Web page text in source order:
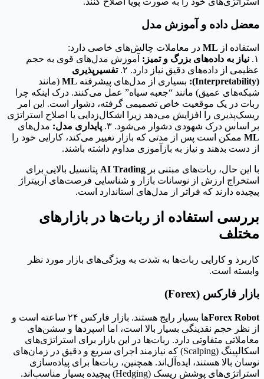
معضل داده و آموزش مدل
استفاده از ML در معاملات چالش‌های خاصی دارد:
۱. نیاز به داده‌های بزرگ و تمیز: آموزش مدل‌های قوی به حجم
عظیمی از داده‌های دقیق نیاز دارد. ۲.
تفسیرپذیری
(Interpretability):
بسیاری از مدل‌های پیشرفته ML (مانند
شبکه‌های عمیق) مانند “جعبه سیاه” عمل می‌کنند. درک اینکه چرا
ربات در یک موقعیت خاص تصمیمی گرفته، دشوار است. این امر
ریسک‌پذیری را افزایش می‌دهد زیرا اشکال‌زدایی یا اصلاح استراتژی
بر اساس درک شهودی دشوار می‌شود. ۳.
پایداری مدل: مدل‌های
ML ممکن است پس از مدتی که بازار تغییر می‌کند، کارایی خود را
از دست بدهند و نیاز به بازآموزی مداوم داشته باشند.
با این حال، ربات‌های مبتنی بر AI Trading پتانسیل بالایی برای
استخراج ارزش از نوسانات بازار و شناسایی فرصت‌های آربیتراژ
پیچیده دارند که فراتر از مدل‌های استاندارد است.
بررسی استفاده از ربات‌ها در بازارهای
مختلف
کاربرد و کارایی ربات‌ها به شدت به ویژگی‌های بازار مورد نظر
وابسته است.
بازار فارکس (Forex)
Forex Robot
ها بسیار رایج هستند. بازار فارکس ۲۴ ساعته است و
از نظر حجم نقدینگی بسیار بالا است، اما اسپردها و سشن‌های
معاملاتی متفاوتی دارد. ربات‌ها در این بازار برای استراتژی‌های
اسکالپینگ (Scalping) که نیازمند اجرای سریع و دقیق در زمان‌های
نوسان بالا هستند، ایده‌آل‌اند. همچنین، ربات‌ها برای پیاده‌سازی
استراتژی‌های پوشش ریسک (Hedging) پیچیده بسیار مناسب‌اند.